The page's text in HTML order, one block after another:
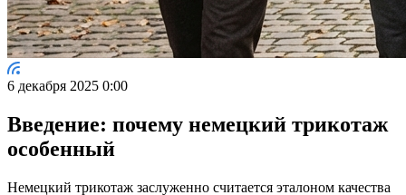
6 декабря 2025 0:00
Введение: почему немецкий трикотаж
особенный
Немецкий трикотаж заслуженно считается эталоном качества